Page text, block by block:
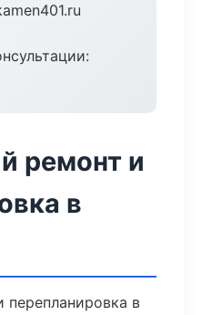
ремонт и
в
перепланировка в